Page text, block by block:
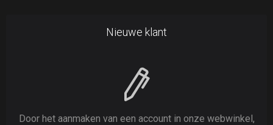
Nieuwe klant
Door het aanmaken van een account in onze webwinkel,